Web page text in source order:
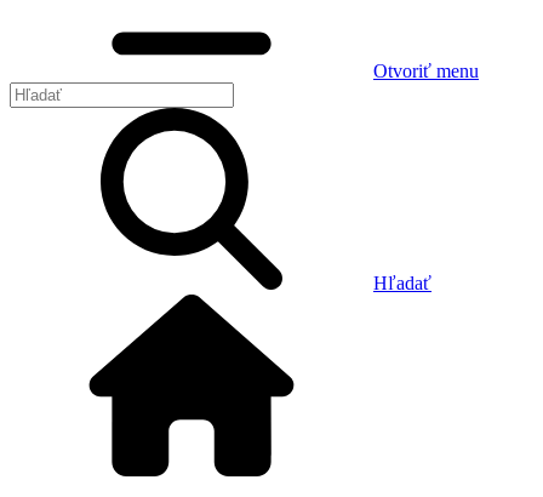
Otvoriť menu
Hľadať